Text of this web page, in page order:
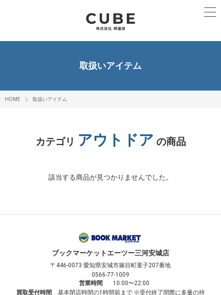
取扱いアイテム
HOME 取扱いアイテム
カテゴリ アウトドア の商品
該当する商品が見つかりませんでした。
ブックマーケットエーツー三河安城店
〒446-0073 愛知県安城市篠目町童子207番地
0566-77-1009
営業時間
10:00〜22:00
買取受付時間
基本閉店時間の1時間前まで ※受付終了間際に多量の持